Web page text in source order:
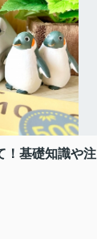
！基礎知識や注